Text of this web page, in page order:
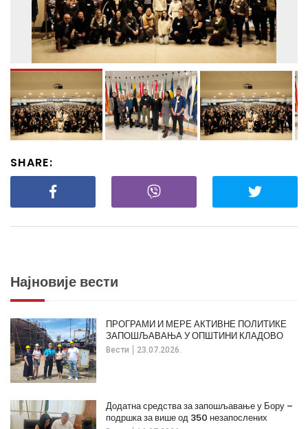
SHARE:
Најновије вести
Вести 23.07.2026.
ПРОГРАМИ И МЕРЕ АКТИВНЕ ПОЛИТИКЕ
ЗАПОШЉАВАЊА У ОПШТИНИ КЛАДОВО
Додатна средства за запошљавање у Бору –
подршка за више од 350 незапослених